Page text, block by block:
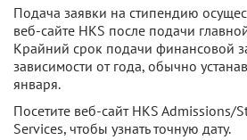
Подача заявки на стипендию
веб-сайте HKS после подачи
Крайний срок подачи финансовой
зависимости от года, обычно
января.
Посетите веб-сайт HKS Admissions/
Services, чтобы узнать точную дату.